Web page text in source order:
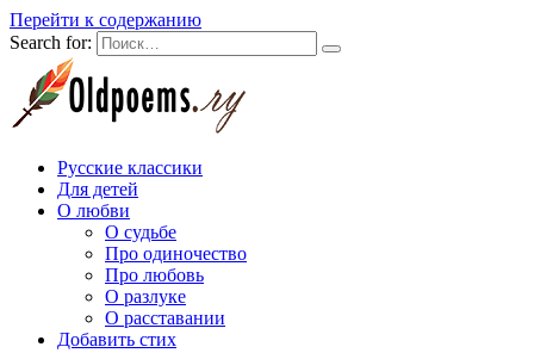
Перейти к содержанию
Search for:
Русские классики
Для детей
О любви
О судьбе
Про одиночество
Про любовь
О разлуке
О расставании
Добавить стих